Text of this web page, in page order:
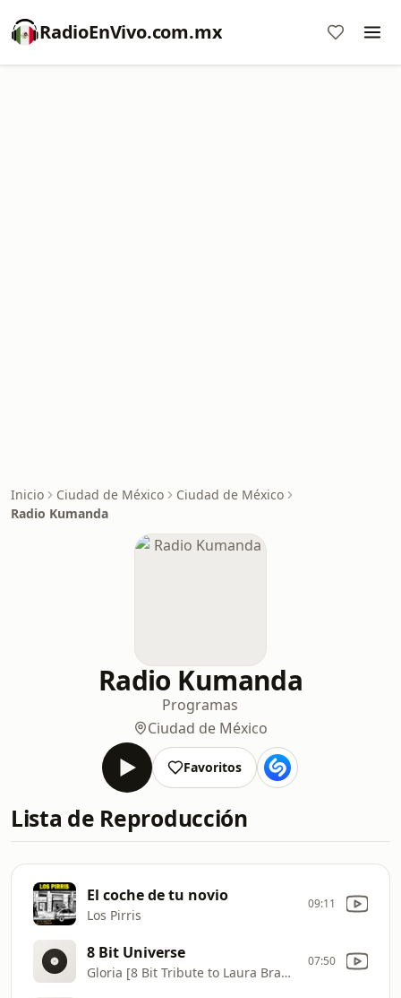
RadioEnVivo.com.mx
Inicio Ciudad de México
Ciudad de México
Radio Kumanda
Radio Kumanda
Programas
Ciudad de México
Favoritos
Lista de Reproducción
El coche de tu novio
Los Pirris
09:11
8 Bit Universe
Gloria [8 Bit Tribute to Laura Branigan]
07:50